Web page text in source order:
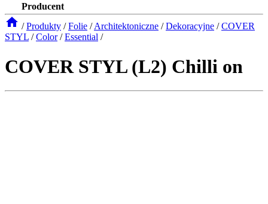
Producent
/ Produkty / Folie /Architektoniczne / Dekoracyjne / COVER
STYL / Color / Essential /
COVER STYL (L2) Chilli on